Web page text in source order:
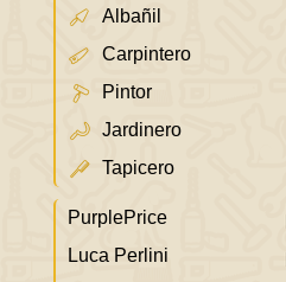
Albañil
Carpintero
Pintor
Jardinero
Tapicero
PurplePrice
Luca Perlini